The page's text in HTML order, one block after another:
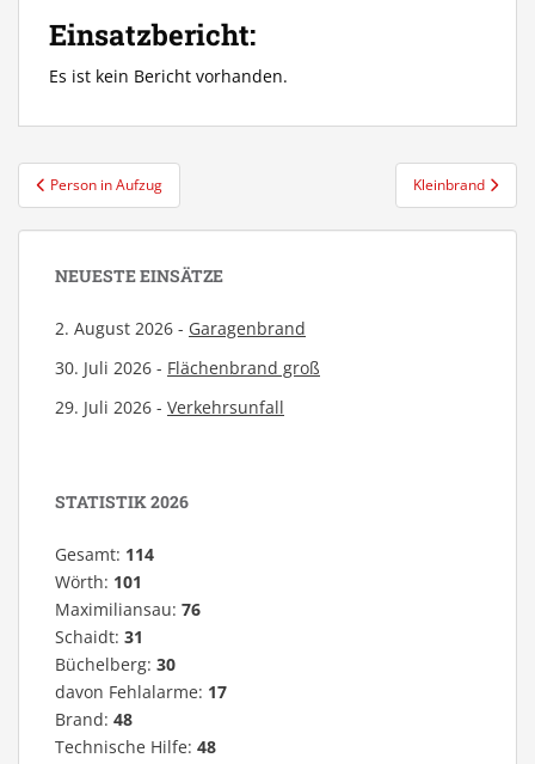
Einsatzbericht:
Es ist kein Bericht vorhanden.
Beitragsnavigation
Person in Aufzug Kleinbrand
NEUESTE EINSÄTZE
2. August 2026 - Garagenbrand
30. Juli 2026 - Flächenbrand groß
29. Juli 2026 - Verkehrsunfall
STATISTIK 2026
Gesamt: 114
Wörth: 101
Maximiliansau: 76
Schaidt: 31
Büchelberg: 30
davon Fehlalarme: 17
Brand: 48
Technische Hilfe: 48